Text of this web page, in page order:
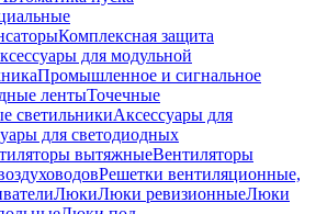
Комплексная защита
для модульной
Промышленное и сигнальное
лентыТочечные
светильникиАксессуары для
для светодиодных
вытяжныеВентиляторы
Решетки вентиляционные,
ЛюкиЛюки ревизионныеЛюки